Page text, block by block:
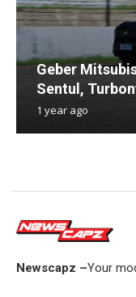
Geber
Sentul,
1 year ago
Newscapz –Your